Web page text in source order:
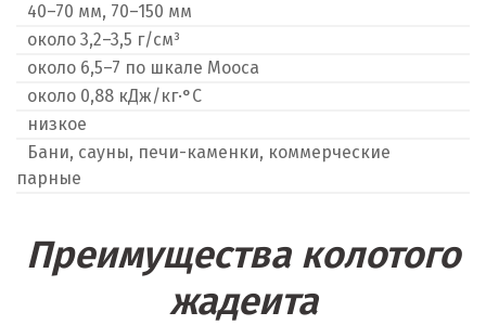
40–70 мм, 70–150 мм
около 3,2–3,5 г/см³
около 6,5–7 по шкале Мооса
около 0,88 кДж/кг·°C
низкое
Бани, сауны, печи-каменки, коммерческие
парные
Преимущества колотого
жадеита